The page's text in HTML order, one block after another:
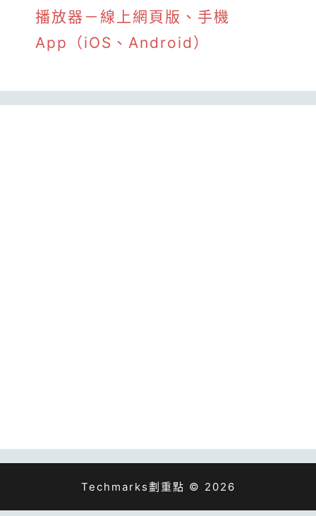
播放器－線上網頁版、手機
App（iOS、Android）
Techmarks劃重點 © 2026